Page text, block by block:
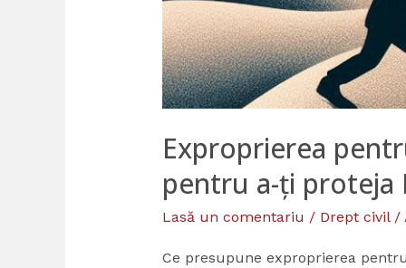
Exproprierea
pentru a-ți proteja
Lasă un comentariu / Drept civil/
Ce presupune exproprierea